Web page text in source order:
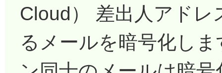
Cloud） 差出人アド
るメールを暗号化し